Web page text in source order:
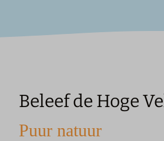
Beleef de Hoge
Puur natuur